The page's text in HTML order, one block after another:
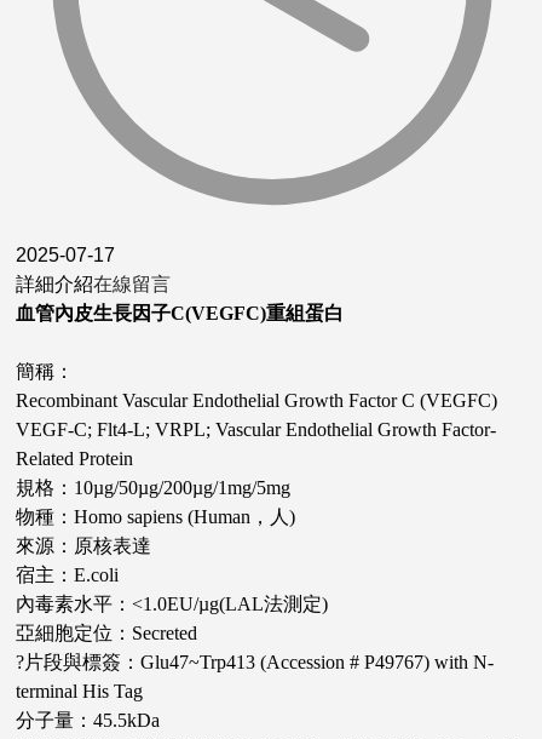
2025-07-17
詳細介紹在線留言
血管內皮生長因子C(VEGFC)重組蛋白
簡稱：
Recombinant Vascular Endothelial Growth Factor C (VEGFC)
VEGF-C; Flt4-L; VRPL; Vascular Endothelial Growth Factor-
Related Protein
規格：10µg/50µg/200µg/1mg/5mg
物種：Homo sapiens (Human，人)
來源：原核表達
宿主：E.coli
內毒素水平：<1.0EU/µg(LAL法測定)
亞細胞定位：Secreted
?片段與標簽：Glu47~Trp413 (Accession # P49767) with N-
terminal His Tag
分子量：45.5kDa